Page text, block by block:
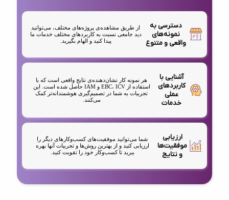
دسترسی به
نمونه‌های
واقعی و متنوع
از طریق مشاهده‌ی پروژه‌های مختلف، می‌توانید
دید جامعی نسبت به کاربردهای مختلف خدمات ما
پیدا کنید و الهام بگیرید.
آشنایی با
کاربردهای
عملی
خدمات
هر نمونه کار نشان‌دهنده‌ی نتایج واقعی است که با
استفاده از EBC، ICV و IAM حاصل شده است. این
تجربیات به شما در تصمیم‌گیری هوشمندانه‌تر کمک
می‌کنند.
ارزیابی
موفقیت‌ها
و نتایج
شما می‌توانید موفقیت‌های کسب‌وکارهای دیگر را
ارزیابی کنید و از بهترین روش‌ها و تجربیات آنها بهره
ببرید تا کسب‌وکار خود را تقویت کنید.